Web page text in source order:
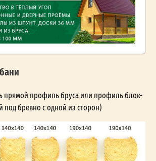
прямой профиль бруса или профиль блок-
под бревно с одной из сторон)